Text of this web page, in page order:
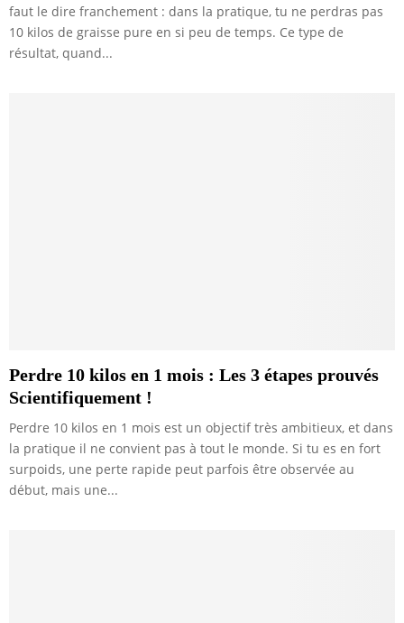
faut le dire franchement : dans la pratique, tu ne perdras pas
10 kilos de graisse pure en si peu de temps. Ce type de
résultat, quand...
Perdre 10 kilos en 1 mois : Les 3 étapes prouvés
Scientifiquement !
Perdre 10 kilos en 1 mois est un objectif très ambitieux, et dans
la pratique il ne convient pas à tout le monde. Si tu es en fort
surpoids, une perte rapide peut parfois être observée au
début, mais une...